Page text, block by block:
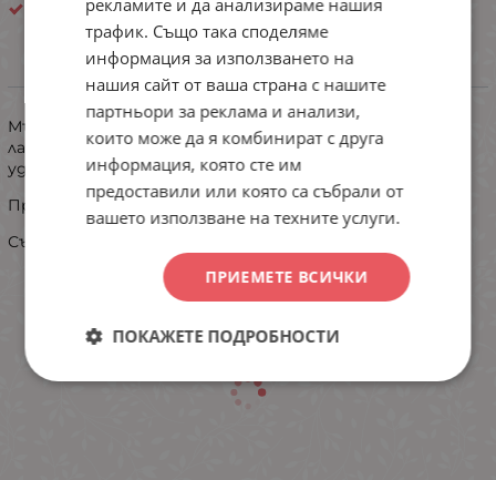
ИНФОРМАЦИЯ
Мъжки боксер с удължен крачол и ефектен външен
ластик. Меката и еластична материя ги правят
удобни за носене през ежедневието.
Произведено в България.
Състав: 95% памук и 5% еластан.
трафик. Също така споделяме
информация за използването на
нашия сайт от ваша страна с нашите
партньори за реклама и анализи,
които може да я комбинират с друга
информация, която сте им
предоставили или която са събрали от
вашето използване на техните услуги.
ПРИЕМЕТЕ ВСИЧКИ
ПОКАЖЕТЕ ПОДРОБНОСТИ